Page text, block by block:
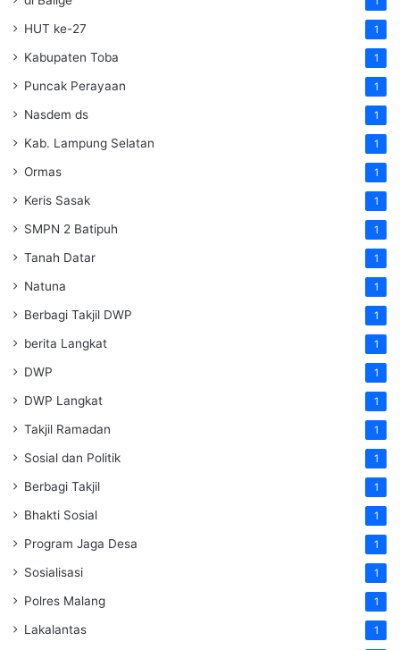
HUT ke-27 1
Kabupaten Toba 1
Puncak Perayaan 1
Nasdem ds 1
Kab. Lampung Selatan 1
Ormas 1
Keris Sasak 1
SMPN 2 Batipuh 1
Tanah Datar 1
Natuna 1
Berbagi Takjil DWP 1
berita Langkat 1
DWP 1
DWP Langkat 1
Takjil Ramadan 1
Sosial dan Politik 1
Berbagi Takjil 1
Bhakti Sosial 1
Program Jaga Desa 1
Sosialisasi 1
Polres Malang 1
Lakalantas 1